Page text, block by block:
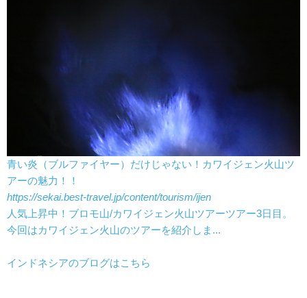
世界一周でおすすめの国ランキングをまとめました！
青い炎（ブルファイヤー）だけじゃない！カワイジェン火山ツ
アーの魅力！！
https://sekai.best-travel.jp/content/tourism/ijen
人気上昇中！ブロモ山/カワイジェン火山ツアーツアー3日目。
今回はカワイジェン火山のツアーを紹介しま...
インドネシアのブログはこちら